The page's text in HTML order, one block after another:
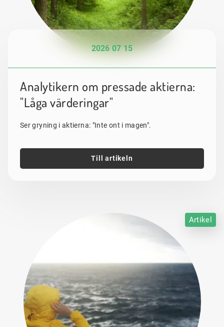
2026 07 15
Analytikern om pressade aktierna:
"Låga värderingar"
Ser gryning i aktierna: "Inte ont i magen".
Till artikeln
Artikel